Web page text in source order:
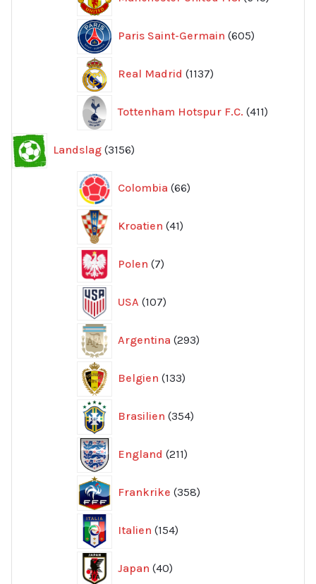
Paris Saint-Germain 605
produkter
Real Madrid 1137
produkter
Tottenham Hotspur F.C. 411
produkter
Landslag 3156
produkter
Colombia 66
produkter
Kroatien 41
produkter
Polen 7
produkter
USA 107
produkter
Argentina 293
produkter
Belgien 133
produkter
Brasilien 354
produkter
England 211
produkter
Frankrike 358
produkter
Italien 154
produkter
Japan 40
produkter